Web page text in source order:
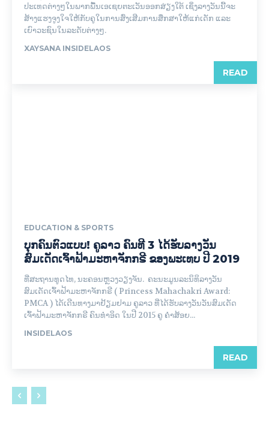
ປະເທດຕ່າງໆໃນພາກພື້ນເອເຊຍຕະເວັນອອກສ່ຽງໃຕ້ ເຊິ່ງລາງວັນນີ້ຈະ
ສ້າງແຮງຈູງໃຈໃຫ້ກັບຄູໃນການສົ່ງເສີມການສຶກສາໃຫ້ແກ່ເດັກ ແລະ
ເຍົາວະຊົນໃນລະດັບຕ່າງໆ.
XAYSANA INSIDELAOS
READ
EDUCATION & SPORTS
ບຸກຄົນຕົວແບບ! ຄູລາວ ຄົນທີ 3 ໄດ້ຮັບລາງວັນ
ສົມເດັດເຈົ້າຟ້າມະຫາຈັກກຣີ ຂອງພະເທບ ປີ 2019
ທີ່ສະຖານທູດໄທ, ນະຄອນຫຼວງວຽງຈັນ. ຄະນະມູນລະນິທິລາງວັນ
ສົມເດັດເຈົ້າຟ້າມະຫາຈັກກຣີ ( Princess Mahachakri Award:
PMCA ) ໄດ້ເດີນທາງມາຢ້ຽມຢາມ ຄູລາວ ທີ່ໄດ້ຮັບລາງວັນວັນສົມເດັດ
ເຈົ້າຟ້າມະຫາຈັກກຣີ ຄົນທຳອິດ ໃນປີ 2015 ຄູ ຄຳສ້ອຍ...
INSIDELAOS
READ